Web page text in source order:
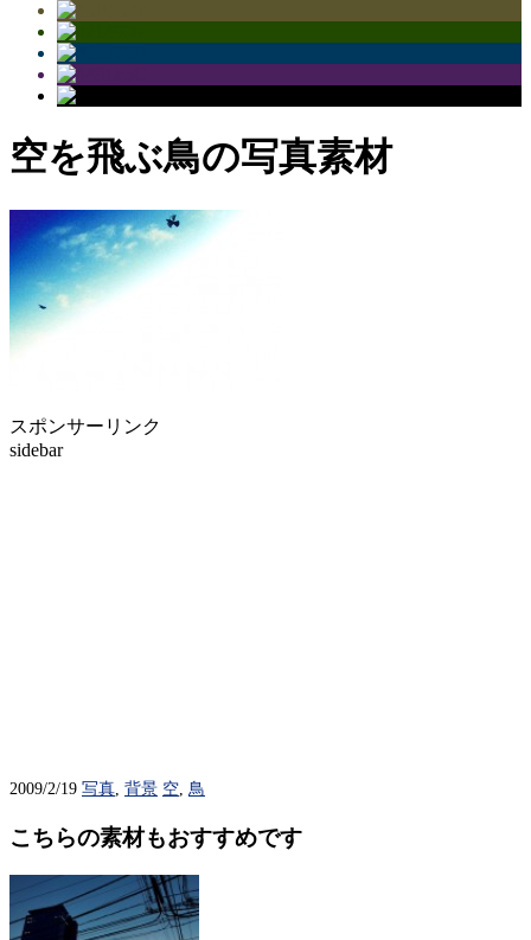
空を飛ぶ鳥の写真素材
スポンサーリンク
sidebar
2009/2/19 写真 背景 空 鳥
こちらの素材もおすすめです